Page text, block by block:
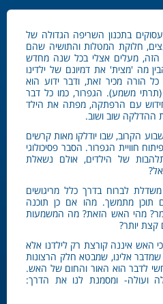
בתכנון השריפה הגדולה של
חלוקת המטלות והתושיה שהם
מעלים אצלי בכל שנה מחדש
מה 'מצית' את דמיונם של ילדינו
הורה מכיר זאת, ודבר ידוע הוא
משמע). הגפרור, כמו כל דבר
עם הרפתקה, מפתה את הילד
ההדלקה שוב ושוב.
הקרוב, שבו יודלקו מאות קרשים
חוויית הגפרור. הסבר פסיכולוגי
של הילדים, אולם נשאלת
משדלת לברוח בדרך כלל מריגושים
תוכן מתמשך. מהו אם כן תוכנה
מהי האש הזאת? מה המשמעות
קצת יותר?
האש איננה קורצת רק לילדנו אלא
אלינו, שמבטא חלק הרצונות
לדבר הוא האור והחום של האש.
ועולה- ומסמנת לנו את הדרך: